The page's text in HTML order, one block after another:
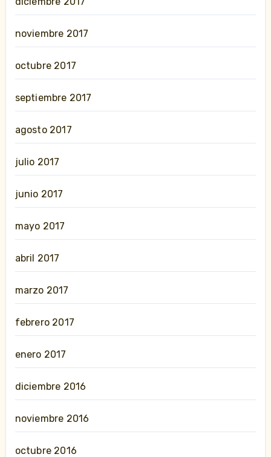
noviembre 2017
octubre 2017
septiembre 2017
agosto 2017
julio 2017
junio 2017
mayo 2017
abril 2017
marzo 2017
febrero 2017
enero 2017
diciembre 2016
noviembre 2016
octubre 2016